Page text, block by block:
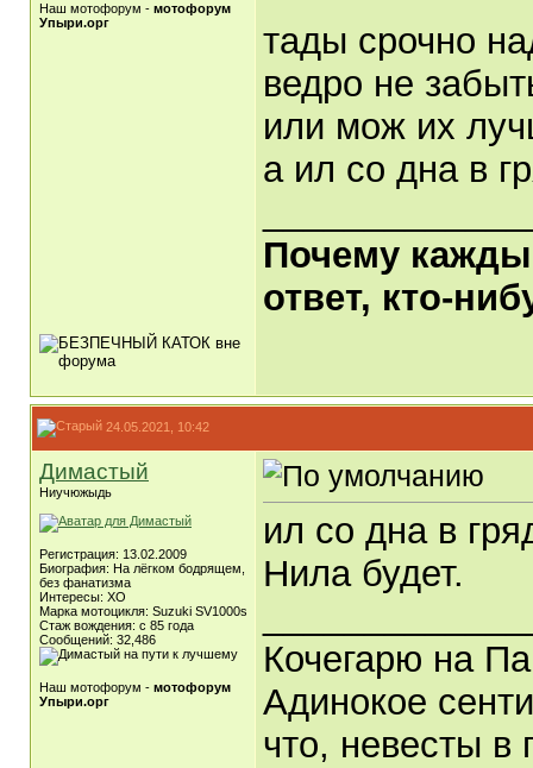
Наш мотофорум - мотофорум
Упыри.орг
тады срочно
ведро не
или мож их
а ил со дна в
Почему
ответ, кто-
24.05.2021, 10:42
Димастый
Ниучюжыдь
Регистрация: 13.02.2009
Биография: На лёгком бодрящем,
без фанатизма
Интересы: ХО
Марка мотоцикля: Suzuki SV1000s
Стаж вождения: с 85 года
Сообщений: 32,486
Наш мотофорум - мотофорум
Упыри.орг
ил со дна в
Нила будет.
Кочегарю на
Адинокое
что, невесты в